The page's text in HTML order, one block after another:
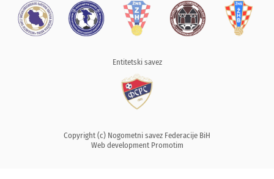
Entitetski savez
Copyright (c) Nogometni savez Federacije BiH
Web development Promotim